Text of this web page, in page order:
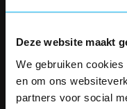
Deze website maakt
We gebruiken
en om ons
partners voor social
Email